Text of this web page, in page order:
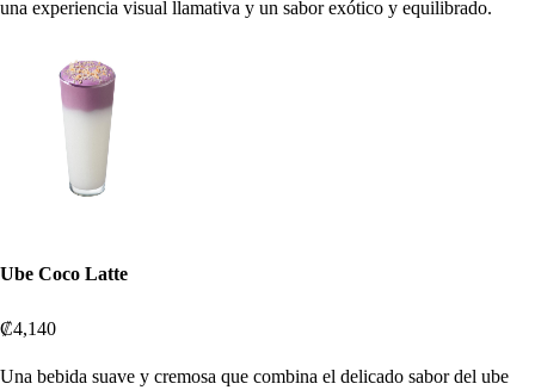
una experiencia visual llamativa y un sabor exótico y equilibrado.
Ube Coco Latte
₡4,140
Una bebida suave y cremosa que combina el delicado sabor del ube